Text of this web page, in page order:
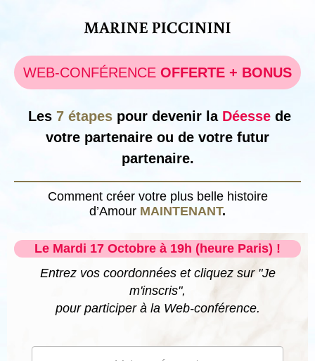
WEB-CONFÉRENCE OFFERTE + BONUS
Les 7 étapes pour devenir la Déesse de
votre partenaire ou de votre futur
partenaire.
Comment créer votre plus belle histoire
d’Amour MAINTENANT.
Le Mardi 17 Octobre à 19h (heure Paris) !
Entrez vos coordonnées et cliquez sur "Je
m'inscris",
pour participer à la Web-conférence.